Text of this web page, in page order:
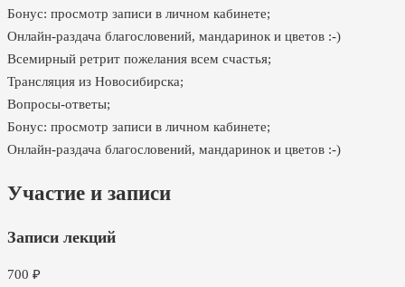
Бонус: просмотр записи в личном кабинете;
Онлайн-раздача благословений, мандаринок и цветов :-)
Всемирный ретрит пожелания всем счастья;
Трансляция из Новосибирска;
Вопросы-ответы;
Бонус: просмотр записи в личном кабинете;
Онлайн-раздача благословений, мандаринок и цветов :-)
Участие и записи
Записи лекций
700 ₽